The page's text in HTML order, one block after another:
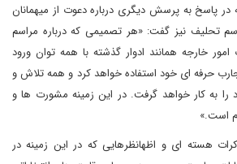
پاسخ به پرسش دیگری درباره دعوت از میهمانان
تحلیف نیز گفت: «هر تصمیمی که درباره مراسم
خارجه همانند ادوار گذشته با همه توان ورود
حرفه ای خود استفاده خواهد کرد و همه تلاش و
به کار خواهد گرفت. در این زمینه مشورت ها و
است.»
هسته ای و اظهانظرهایی که در این زمینه در